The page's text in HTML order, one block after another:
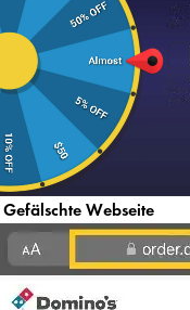
Gefälschte Webseite